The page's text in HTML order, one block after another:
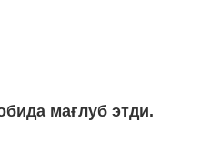
мағлуб этди.